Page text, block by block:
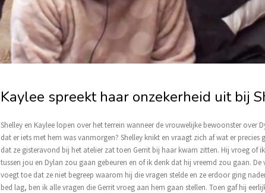
Kaylee spreekt haar onzekerheid uit bij
Shelley en Kaylee lopen over het terrein wanneer de vrouwelijke bewoonster over
dat er iets met hem was vanmorgen? Shelley knikt en vraagt zich af wat er precies
dat ze gisteravond bij het atelier zat toen Gerrit bij haar kwam zitten. Hij vroeg of
tussen jou en Dylan zou gaan gebeuren en of ik denk dat hij vreemd zou gaan.
voegt toe dat ze niet begreep waarom hij die vragen stelde en ze erdoor ging
bed lag, ben ik alle vragen die Gerrit vroeg aan hem gaan stellen. Toen gaf hij